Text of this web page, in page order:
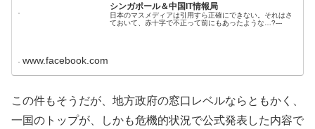
シンガポール＆中国IT情報局
日本のマスメディアは引用すら正確にできない。それはさ
ておいて、赤十字で不正って前にもあったような…?---
www.facebook.com
この件もそうだが、地方政府の窓口レベルならともかく、
一国のトップが、しかも危機的状況で公式発表した内容で